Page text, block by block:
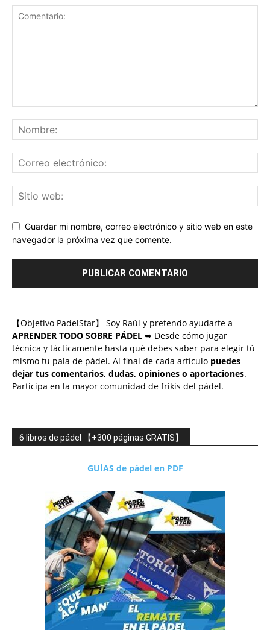
Guardar mi nombre, correo electrónico y sitio web en este
navegador la próxima vez que comente.
【Objetivo PadelStar】 Soy Raúl y pretendo ayudarte a
APRENDER TODO SOBRE PÁDEL ➥ Desde cómo jugar
técnica y tácticamente hasta qué debes saber para elegir tú
mismo tu pala de pádel. Al final de cada artículo puedes
dejar tus comentarios, dudas, opiniones o aportaciones.
Participa en la mayor comunidad de frikis del pádel.
6 libros de pádel 【+300 páginas GRATIS】
GUÍAS de pádel en PDF